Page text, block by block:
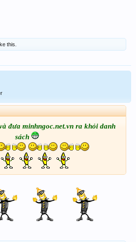
this.
đưa minhngoc.net.vn ra khỏi danh
sách